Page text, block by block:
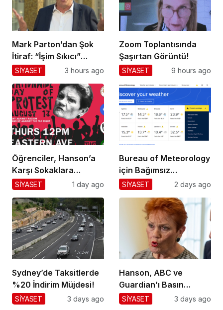
Mark Parton’dan Şok
İtiraf: “İşim Sıkıcı”
Mesajı!
SİYASET 3 hours ago
Zoom Toplantısında
Şaşırtan Görüntü!
SİYASET 9 hours ago
Öğrenciler, Hanson’a
Karşı Sokaklara
Dökülüyor!
SİYASET 1 day ago
Bureau of Meteorology
için Bağımsız
Değerlendirme!
SİYASET 2 days ago
Sydney’de Taksitlerde
%20 İndirim Müjdesi!
SİYASET 3 days ago
Hanson, ABC ve
Guardian’ı Basın
Toplantısından
SİYASET 3 days ago